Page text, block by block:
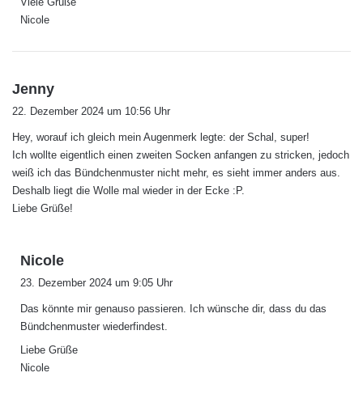
Nicole
Jenny
t
:
22. Dezember 2024 um 10:56 Uhr
Hey, worauf ich gleich mein Augenmerk legte: der Schal, super!
Ich wollte eigentlich einen zweiten Socken anfangen zu stricken, jedoch
weiß ich das Bündchenmuster nicht mehr, es sieht immer anders aus.
Deshalb liegt die Wolle mal wieder in der Ecke :P.
Liebe Grüße!
Nicole
t
:
23. Dezember 2024 um 9:05 Uhr
Das könnte mir genauso passieren. Ich wünsche dir, dass du das
Bündchenmuster wiederfindest.
Liebe Grüße
Nicole